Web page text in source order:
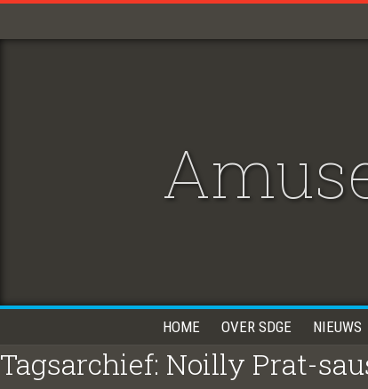
HOME OVER SDGE NIEUWS
Tagsarchief: Noilly Prat-